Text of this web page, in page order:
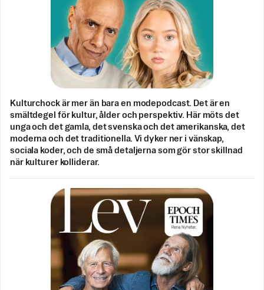
Kulturchock är mer än bara en modepodcast. Det är en
smältdegel för kultur, ålder och perspektiv. Här möts det
unga och det gamla, det svenska och det amerikanska, det
moderna och det traditionella. Vi dyker ner i vänskap,
sociala koder, och de små detaljerna som gör stor skillnad
när kulturer kolliderar.